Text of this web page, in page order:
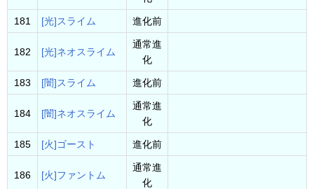
181 [光]スライム 進化前
182 [光]ネオスライム
通常進
化
183 [闇]スライム 進化前
184 [闇]ネオスライム
通常進
化
185 [火]ゴースト 進化前
186 [火]ファントム
通常進
化